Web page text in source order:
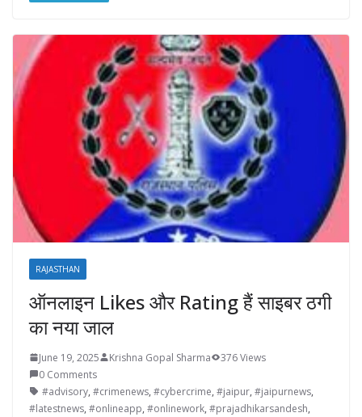
RAJASTHAN
ऑनलाइन Likes और Rating हैं साइबर ठगी
का नया जाल
June 19, 2025 Krishna Gopal Sharma
376 Views
0 Comments
#advisory, #crimenews, #cybercrime, #jaipur, #jaipurnews,
#latestnews, #onlineapp, #onlinework, #prajadhikarsandesh,